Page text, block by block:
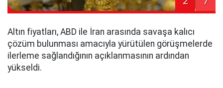
Altın fiyatları, ABD ile İran arasında savaşa kalıcı
çözüm bulunması amacıyla yürütülen görüşmelerde
ilerleme sağlandığının açıklanmasının ardından
yükseldi.